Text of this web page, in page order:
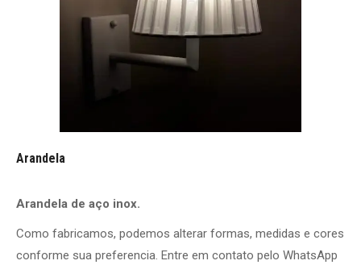
Arandela
Arandela de aço inox.
Como fabricamos, podemos alterar formas, medidas e cores
conforme sua preferencia. Entre em contato pelo WhatsApp